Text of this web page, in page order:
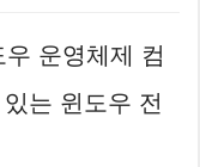
운영체제 컴
는 윈도우 전